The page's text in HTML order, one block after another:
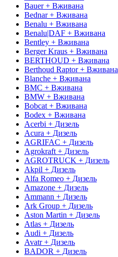
Bauer + Вживана
Bednar + Вживана
Benalu + Вживана
Benalu|DAF + Вживана
Bentley + Вживана
Berger Kraus + Вживана
BERTHOUD + Вживана
Berthoud Raptor + Вживана
Blanche + Вживана
BMC + Вживана
BMW + Вживана
Bobcat + Вживана
Bodex + Вживана
Acerbi + Дизель
Acura + Дизель
AGRIFAC + Дизель
Agrokraft + Дизель
AGROTRUCK + Дизель
Akpil + Дизель
Alfa Romeo + Дизель
Amazone + Дизель
Ammann + Дизель
Ark Group + Дизель
Aston Martin + Дизель
Atlas + Дизель
Audi + Дизель
Avatr + Дизель
BADOR + Дизель